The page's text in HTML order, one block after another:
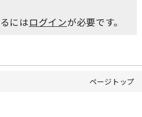
にはログインが必要です。
ページトップ